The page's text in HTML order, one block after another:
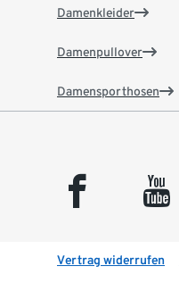
Damenkleider
Damenpullover
Damensporthosen
facebook youtube
Vertrag widerrufen